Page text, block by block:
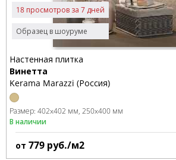
Образец в шоуруме
18 просмотров за 7 дней
Настенная плитка
Винетта
Kerama Marazzi (Россия)
Размер: 402x402 мм 250x400 мм
В наличии
от 779 руб./м2